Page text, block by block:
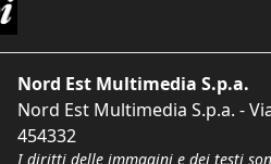
Nord Est Multimedia S.p.a.
Nord Est Multimedia S.p.a. -
454332
I diritti delle immagini e dei testi